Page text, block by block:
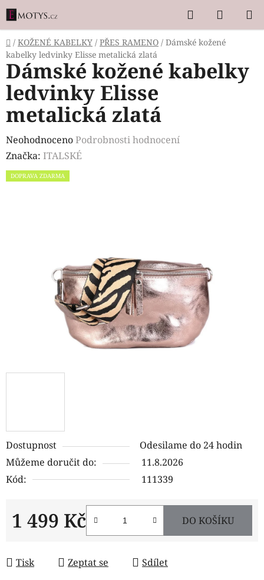
Přejít
na
obsah
Hledat
KOŠÍK
Domů
/ KOŽENÉ KABELKY / PŘES RAMENO / Dámské kožené
kabelky ledvinky Elisse metalická zlatá
Dostupnost
Odesilame do 24 hodin
Můžeme doručit do:
11.8.2026
Kód:
111339
1 499 Kč DO KOŠÍKU
Tisk Zeptat se Sdílet
Dámské kožené kabelky
ledvinky Elisse
metalická zlatá
Průměrné
hodnocení
produktu
NeohodnocenoPodrobnosti hodnocení
Značka: ITALSKÉ
DOPRAVA ZDARMA